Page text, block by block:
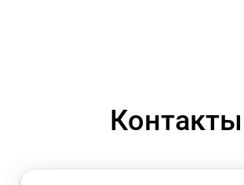
Контакты